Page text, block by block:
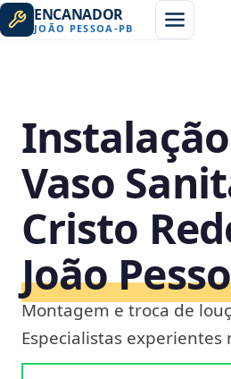
ENCANADOR
JOÃO PESSOA -PB
Vaso
Cristo
João
Montagem e troca de
Especialistas experientes